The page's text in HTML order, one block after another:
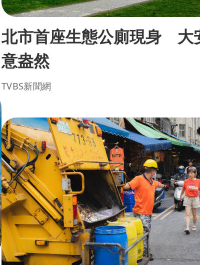
北市首座生態公廁現身 大
意盎然
TVBS新聞網